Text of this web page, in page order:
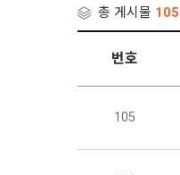
총 게시물 105
번호
105